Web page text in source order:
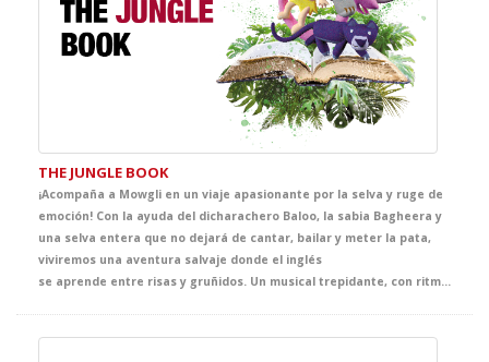
THE JUNGLE BOOK
¡Acompaña a Mowgli en un viaje apasionante por la selva y ruge de
emoción! Con la ayuda del dicharachero Baloo, la sabia Bagheera y
una selva entera que no dejará de cantar, bailar y meter la pata,
viviremos una aventura salvaje donde el inglés